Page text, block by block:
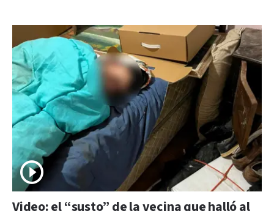
Video: el “susto” de la vecina que halló al